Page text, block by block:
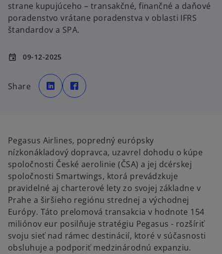
strane kupujúceho – transakčné, finančné a daňové
poradenstvo vrátane poradenstva v oblasti IFRS
štandardov a SPA.
event 09-12-2025
Share
o
p
e
n
t
b
p
e
t
a
b
Pegasus Airlines, popredný európsky
nízkonákladový dopravca, uzavrel dohodu o kúpe
spoločnosti České aerolinie (ČSA) a jej dcérskej
spoločnosti Smartwings, ktorá prevádzkuje
pravidelné aj charterové lety zo svojej základne v
Prahe a širšieho regiónu strednej a východnej
Európy. Táto prelomová transakcia v hodnote 154
miliónov eur posilňuje stratégiu Pegasus - rozšíriť
svoju sieť nad rámec destinácií, ktoré v súčasnosti
obsluhuje a podporiť medzinárodnú expanziu.